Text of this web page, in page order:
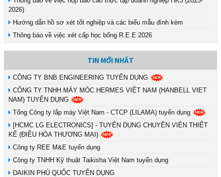
2026)
Hướng dẫn hồ sơ xét tốt nghiệp và các biểu mẫu đính kèm
Thông báo về việc xét cấp học bổng R.E.E 2026
TIN MỚI NHẤT
CÔNG TY BNB ENGINEERING TUYỂN DỤNG
CÔNG TY TNHH MÁY MÓC HERMES VIỆT NAM (HANBELL VIET
NAM) TUYỂN DỤNG
Tổng Công ty lắp máy Việt Nam - CTCP (LILAMA) tuyển dụng
[HCMC LG ELECTRONICS] - TUYỂN DỤNG CHUYÊN VIÊN THIẾT
KẾ (ĐIỀU HÒA THƯƠNG MẠI)
Công ty REE M&E tuyển dụng
Công ty TNHH Kỹ thuật Taikisha Việt Nam tuyển dụng
DAIKIN PHÚ QUỐC TUYỂN DỤNG